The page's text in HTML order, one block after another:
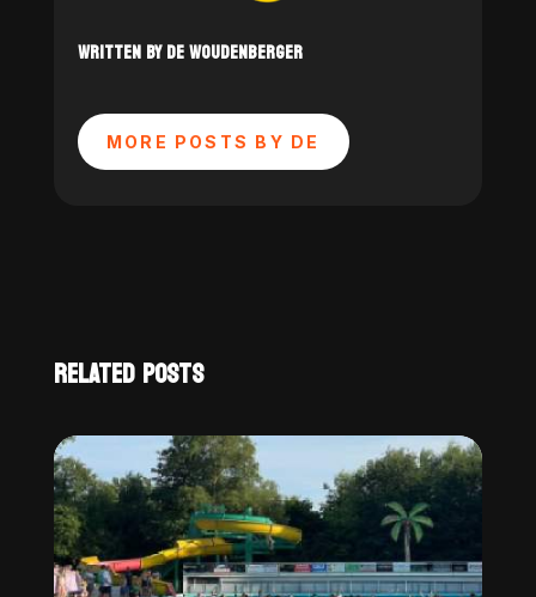
WRITTEN BY DE WOUDENBERGER
MORE POSTS BY DE
RELATED POSTS